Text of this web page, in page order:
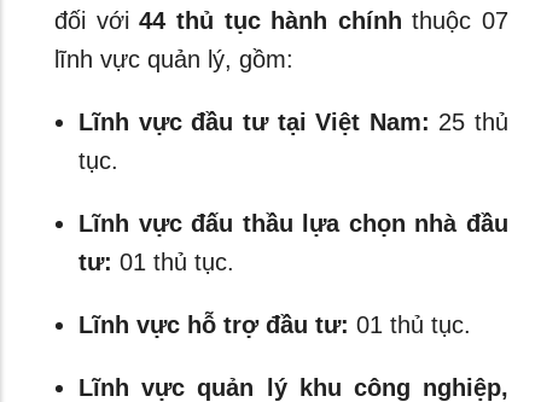
đối với44 thủ tục hành chính thuộc 07
lĩnh vực quản lý, gồm:
Lĩnh vực đầu tư tại Việt Nam: 25 thủ
tục.
Lĩnh vực đấu thầu lựa chọn nhà đầu
tư: 01 thủ tục.
Lĩnh vực hỗ trợ đầu tư: 01 thủ tục.
Lĩnh vực quản lý khu công nghiệp,